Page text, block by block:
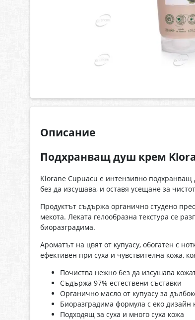
Описание
Подхранващ душ крем
Klorane Cupuacu е интензивно подхранващ
без да изсушава, и оставя усещане за
Продуктът съдържа органично студено
мекота. Леката гелообразна текстура се
биоразградима.
Ароматът на цвят от купуасу, обогатен с
ефективен при суха и чувствителна кожа,
Почиства нежно без да изсушава
Съдържа 97% естествени съставки
Органично масло от купуасу за
Биоразградима формула с еко дизайн
Подходящ за суха и много суха кожа